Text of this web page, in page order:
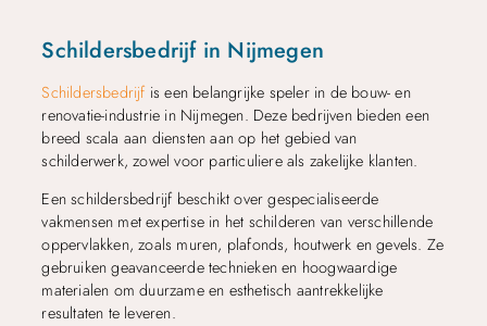
Schildersbedrijf in Nijmegen
Schildersbedrijf is een belangrijke speler in de bouw- en
renovatie-industrie in Nijmegen. Deze bedrijven bieden een
breed scala aan diensten aan op het gebied van
schilderwerk, zowel voor particuliere als zakelijke klanten.
Een schildersbedrijf beschikt over gespecialiseerde
vakmensen met expertise in het schilderen van verschillende
oppervlakken, zoals muren, plafonds, houtwerk en gevels. Ze
gebruiken geavanceerde technieken en hoogwaardige
materialen om duurzame en esthetisch aantrekkelijke
resultaten te leveren.